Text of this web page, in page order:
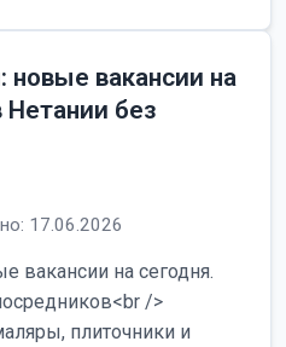
новые вакансии на
Нетании без
17.06.2026
вакансии на сегодня.
/>
плиточники и